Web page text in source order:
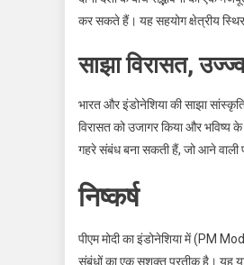
कर सकते हैं। यह सहयोग क्षेत्रीय
साझा विरासत,
भारत और इंडोनेशिया की साझा
विरासत को उजागर किया और भविष्य
गहरे संबंध बना सकती हैं, जो आने वाली
निष्कर्ष
पीएम मोदी का इंडोनेशिया में (PM
संबंधों का एक सशक्त प्रतीक है। यह